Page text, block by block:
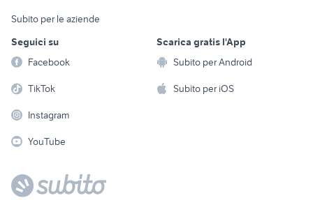
Biciclette
Subito per le aziende
Seguici su
Facebook
TikTok
Instagram
YouTube
Scarica gratis l'App
Subito per Android
Subito per iOS